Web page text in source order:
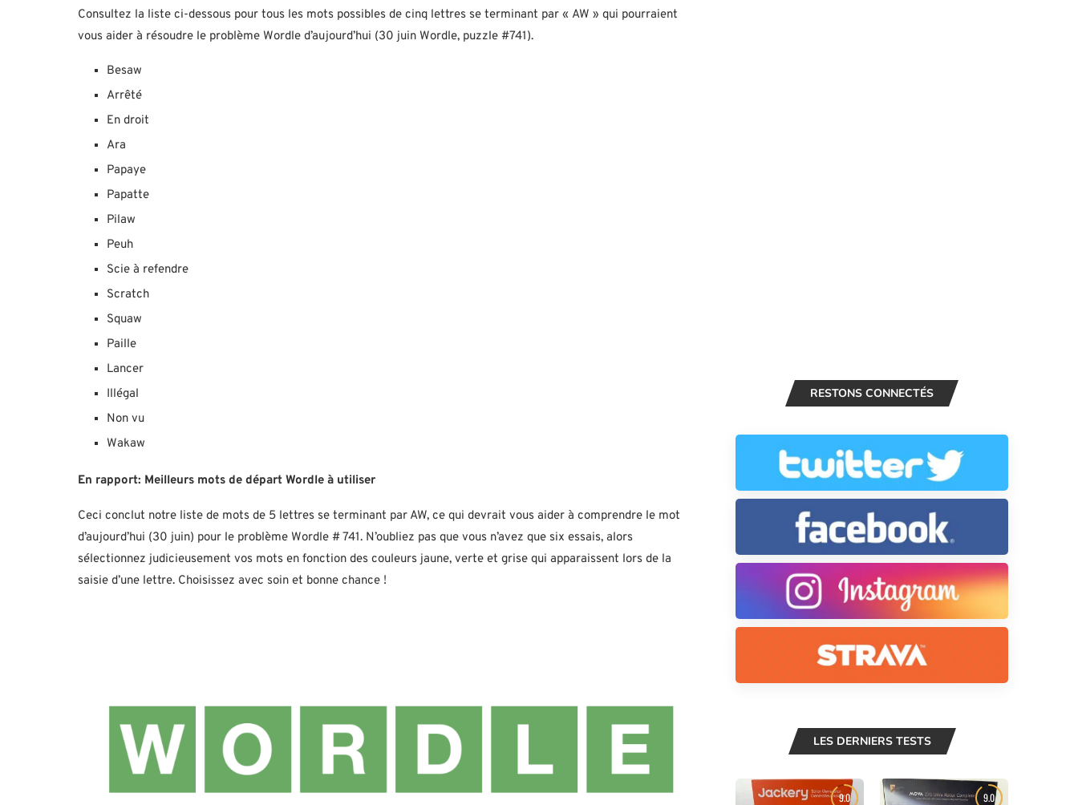
Consultez la liste ci-dessous pour tous les mots possibles de cinq lettres se terminant par « AW » qui pourraient
vous aider à résoudre le problème Wordle d’aujourd’hui (30 juin Wordle, puzzle #741).
Besaw
Arrêté
En droit
Ara
Papaye
Papatte
Pilaw
Peuh
Scie à refendre
Scratch
Squaw
Paille
Lancer
Illégal
Non vu
Wakaw
En rapport: Meilleurs mots de départ Wordle à utiliser
Ceci conclut notre liste de mots de 5 lettres se terminant par AW, ce qui devrait vous aider à comprendre le mot
d’aujourd’hui (30 juin) pour le problème Wordle # 741. N’oubliez pas que vous n’avez que six essais, alors
sélectionnez judicieusement vos mots en fonction des couleurs jaune, verte et grise qui apparaissent lors de la
saisie d’une lettre. Choisissez avec soin et bonne chance !
RESTONS CONNECTÉS
LES DERNIERS TESTS
9.0 9.0